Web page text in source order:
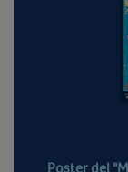
Poster del